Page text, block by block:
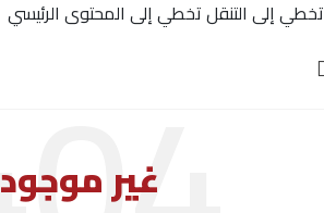
تخطي إلى التنقلتخطي إلى المحتوى الرئيسي
غير موجود